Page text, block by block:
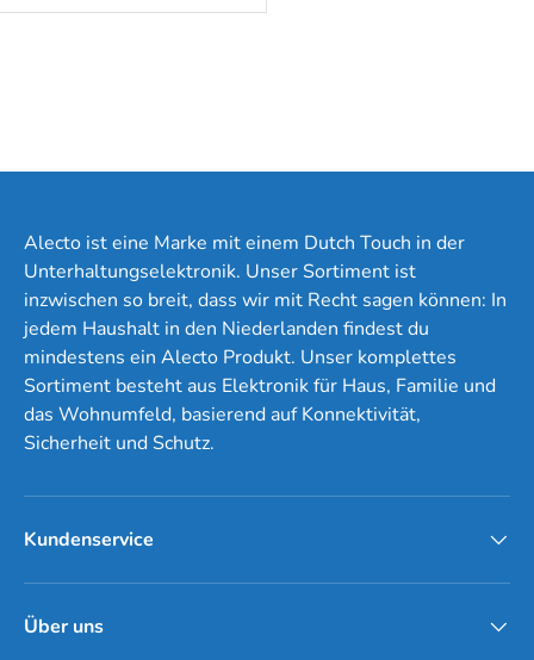
Alecto ist eine Marke mit einem Dutch Touch in der
Unterhaltungselektronik. Unser Sortiment ist
inzwischen so breit, dass wir mit Recht sagen können: In
jedem Haushalt in den Niederlanden findest du
mindestens ein Alecto Produkt. Unser komplettes
Sortiment besteht aus Elektronik für Haus, Familie und
das Wohnumfeld, basierend auf Konnektivität,
Sicherheit und Schutz.
Kundenservice
Über uns